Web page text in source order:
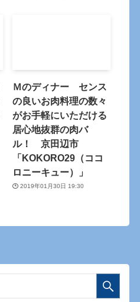
Ｍのディナー センス
の良いお肉料理の数々
がお手軽にいただける
居心地抜群の肉バ
ル！ 京田辺市
「KOKORO29（ココ
ロニーキュー）」
2019年01月30日 19:30